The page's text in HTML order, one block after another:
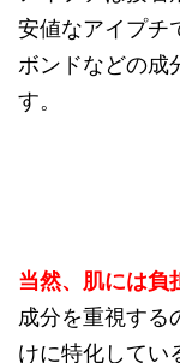
安値なアイプチ
ボンドなどの成
す。
当然、肌には負
成分を重視する
けに特化してい